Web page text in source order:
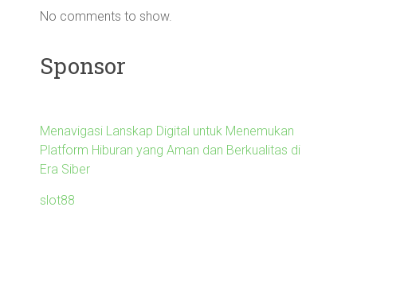
No comments to show.
Sponsor
Menavigasi Lanskap Digital untuk Menemukan
Platform Hiburan yang Aman dan Berkualitas di
Era Siber
slot88